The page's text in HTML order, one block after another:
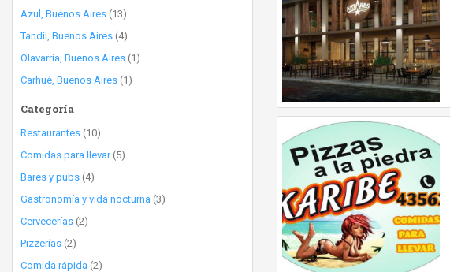
Azul, Buenos Aires (13)
Tandil, Buenos Aires (4)
Olavarría, Buenos Aires (1)
Carhué, Buenos Aires (1)
Categoría
Restaurantes (10)
Comidas para llevar(5)
Bares y pubs (4)
Gastronomía y vida nocturna (3)
Cervecerías (2)
Pizzerías (2)
Comida rápida (2)